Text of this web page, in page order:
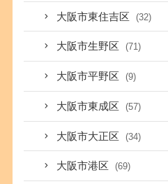
大阪市東住吉区 (32)
大阪市生野区 (71)
大阪市平野区 (9)
大阪市東成区 (57)
大阪市大正区 (34)
大阪市港区 (69)